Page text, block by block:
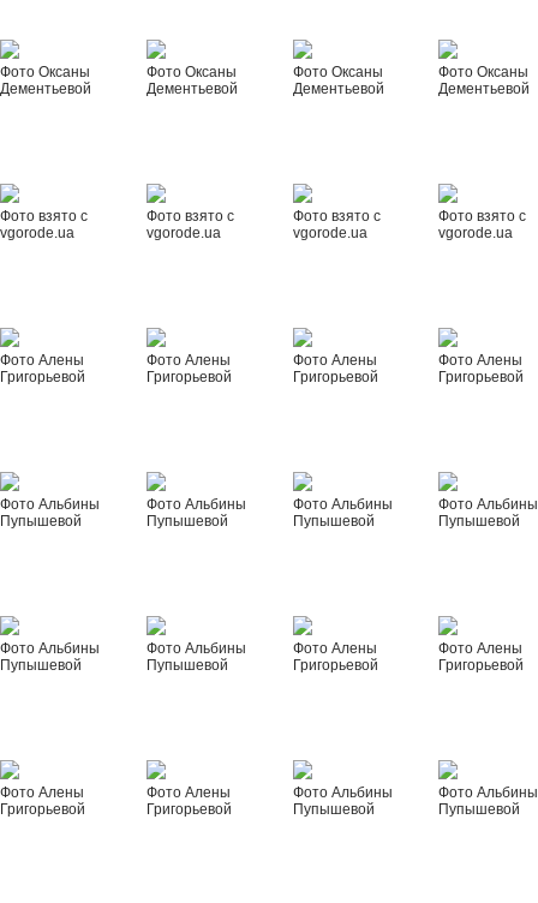
Фото Оксаны
Дементьевой
Фото Оксаны
Дементьевой
Фото Оксаны
Дементьевой
Фото Оксаны
Дементьевой
Фото взято с
vgorode.ua
Фото взято с
vgorode.ua
Фото взято с
vgorode.ua
Фото взято с
vgorode.ua
Фото Алены
Григорьевой
Фото Алены
Григорьевой
Фото Алены
Григорьевой
Фото Алены
Григорьевой
Фото Альбины
Пупышевой
Фото Альбины
Пупышевой
Фото Альбины
Пупышевой
Фото Альбины
Пупышевой
Фото Альбины
Пупышевой
Фото Альбины
Пупышевой
Фото Алены
Григорьевой
Фото Алены
Григорьевой
Фото Алены
Григорьевой
Фото Алены
Григорьевой
Фото Альбины
Пупышевой
Фото Альбины
Пупышевой